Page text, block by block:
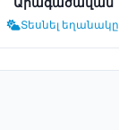
Տեսնել եղանակը